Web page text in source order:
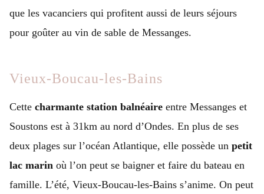
que les vacanciers qui profitent aussi de leurs séjours
pour goûter au vin de sable de Messanges.
Vieux-Boucau-les-Bains
Cette charmante station balnéaire entre Messanges et
Soustons est à 31km au nord d’Ondes. En plus de ses
deux plages sur l’océan Atlantique, elle possède un petit
lac marin où l’on peut se baigner et faire du bateau en
famille. L’été, Vieux-Boucau-les-Bains s’anime. On peut